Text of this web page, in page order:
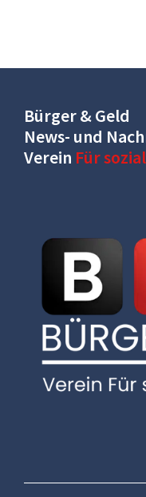
Bürger & Geld
News- und
Verein Für